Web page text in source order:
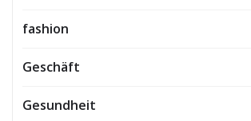
fashion
Geschäft
Gesundheit